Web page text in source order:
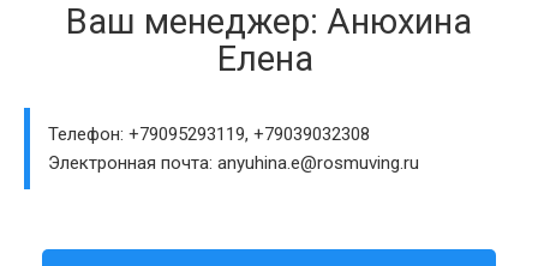
Ваш менеджер: Анюхина
Елена
Телефон: +79095293119, +79039032308
Электронная почта: anyuhina.e@rosmuving.ru